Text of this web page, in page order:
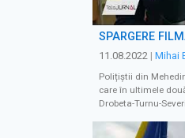
SPARGERE
11.08.2022 | Mihai
Polițiștii din
care în ultimele
Drobeta-Turnu-